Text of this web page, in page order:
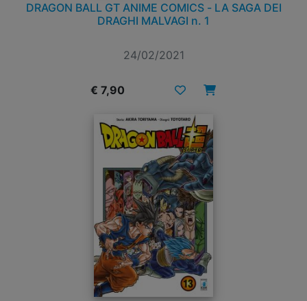
DRAGON BALL GT ANIME COMICS - LA SAGA DEI
DRAGHI MALVAGI n. 1
24/02/2021
€ 7,90